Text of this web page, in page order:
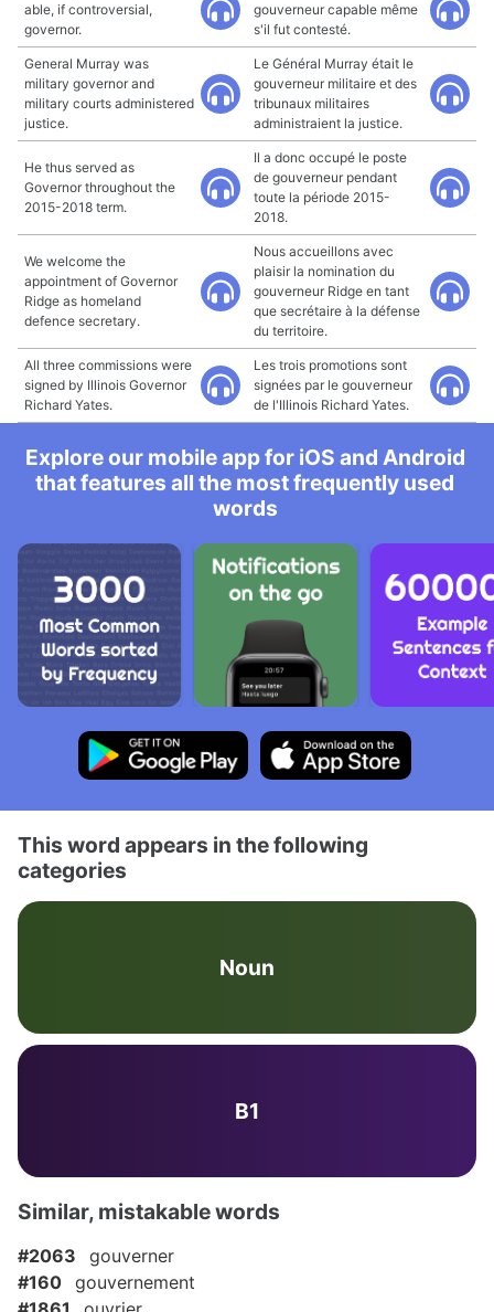
able, if controversial,
governor.
gouverneur capable même
s'il fut contesté.
General Murray was
military governor and
military courts administered
justice.
Le Général Murray était le
gouverneur militaire et des
tribunaux militaires
administraient la justice.
He thus served as
Governor throughout the
2015-2018 term.
Il a donc occupé le poste
de gouverneur pendant
toute la période 2015-
2018.
We welcome the
appointment of Governor
Ridge as homeland
defence secretary.
Nous accueillons avec
plaisir la nomination du
gouverneur Ridge en tant
que secrétaire à la défense
du territoire.
All three commissions were
signed by Illinois Governor
Richard Yates.
Les trois promotions sont
signées par le gouverneur
de l'Illinois Richard Yates.
Explore our mobile app for iOS and Android
that features all the most frequently used
words
This word appears in the following
categories
Noun
B1
Similar, mistakable words
#2063
gouverner
#160 gouvernement